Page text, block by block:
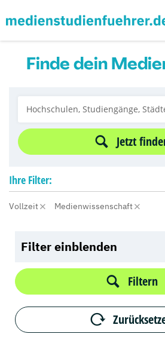
Finde dein
Jetzt
Ihre Filter:
Vollzeit Medienwissenschaft
Filter einblenden
Filtern